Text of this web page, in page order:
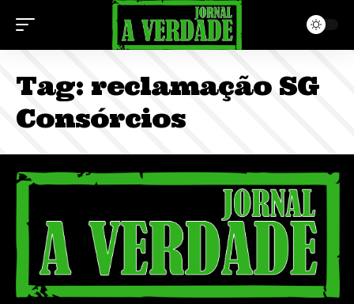
Tag: reclamação SG
Consórcios